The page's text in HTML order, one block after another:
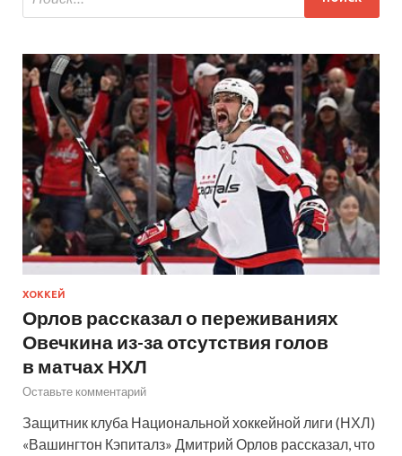
ХОККЕЙ
Орлов рассказал о переживаниях
Овечкина из-за отсутствия голов
в матчах НХЛ
Оставьте комментарий
Защитник клуба Национальной хоккейной лиги (НХЛ)
«Вашингтон Кэпиталз» Дмитрий Орлов рассказал, что